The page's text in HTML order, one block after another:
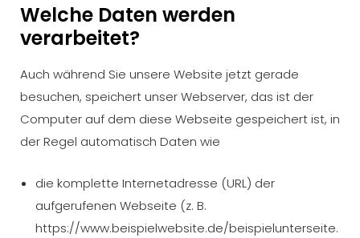
Welche Daten werden
verarbeitet?
Auch während Sie unsere Website jetzt gerade
besuchen, speichert unser Webserver, das ist der
Computer auf dem diese Webseite gespeichert ist, in
der Regel automatisch Daten wie
die komplette Internetadresse (URL) der
aufgerufenen Webseite (z. B.
https://www.beispielwebsite.de/beispielunterseite.